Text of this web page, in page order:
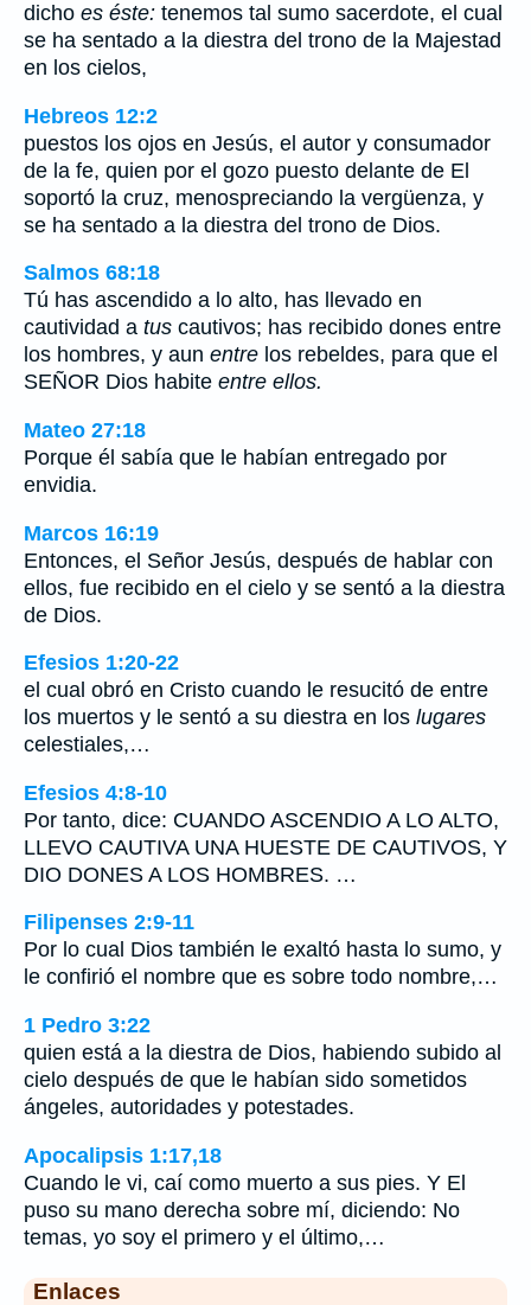
dicho es éste: tenemos tal sumo sacerdote, el cual
se ha sentado a la diestra del trono de la Majestad
en los cielos,
Hebreos 12:2
puestos los ojos en Jesús, el autor y consumador
de la fe, quien por el gozo puesto delante de El
soportó la cruz, menospreciando la vergüenza, y
se ha sentado a la diestra del trono de Dios.
Salmos 68:18
Tú has ascendido a lo alto, has llevado en
cautividad a tus cautivos; has recibido dones entre
los hombres, y aun entre los rebeldes, para que el
SEÑOR Dios habite entre ellos.
Mateo 27:18
Porque él sabía que le habían entregado por
envidia.
Marcos 16:19
Entonces, el Señor Jesús, después de hablar con
ellos, fue recibido en el cielo y se sentó a la diestra
de Dios.
Efesios 1:20-22
el cual obró en Cristo cuando le resucitó de entre
los muertos y le sentó a su diestra en los lugares
celestiales,…
Efesios 4:8-10
Por tanto, dice: CUANDO ASCENDIO A LO ALTO,
LLEVO CAUTIVA UNA HUESTE DE CAUTIVOS, Y
DIO DONES A LOS HOMBRES. …
Filipenses 2:9-11
Por lo cual Dios también le exaltó hasta lo sumo, y
le confirió el nombre que es sobre todo nombre,…
1 Pedro 3:22
quien está a la diestra de Dios, habiendo subido al
cielo después de que le habían sido sometidos
ángeles, autoridades y potestades.
Apocalipsis 1:17,18
Cuando le vi, caí como muerto a sus pies. Y El
puso su mano derecha sobre mí, diciendo: No
temas, yo soy el primero y el último,…
Enlaces